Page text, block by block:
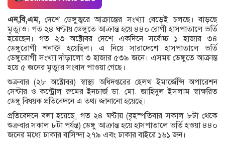
এন,বি,এম, দেশে ডেঙ্গুজ্বরে আক্রান্তের সংখ্যা বেড়েই চলছে। বাড়ছে
মৃত্যুও। গত ২৪ ঘণ্টায় ডেঙ্গুতে আক্রান্ত হয়ে ৪৪০ রোগী হাসপাতালে ভর্তি
হয়েছেন। গত ২৩ অক্টোবর দেশে একদিনে সর্বোচ্চ ১ হাজার ৩৪
ডেঙ্গুরোগী শনাক্ত হয়েছিল। এ নিয়ে সারাদেশে হাসপাতালে ভর্তি
ডেঙ্গুরোগী সংখ্যা দাঁড়ালো ৩ হাজার ৫৩৯ জনে। এসময় ডেঙ্গুতে আক্রান্ত
হয়ে ৫ জনের মৃত্যুর সংবাদ পাওয়া গেছে।
শুক্রবার (২৮ অক্টোবর) স্বাস্থ্য অধিদপ্তরের হেলথ ইমার্জেন্সি অপারেশন
সেন্টার ও কন্ট্রোল রুমের ইনচার্জ ডা. মো. জাহিদুল ইসলাম স্বাক্ষরিত
ডেঙ্গু বিষয়ক প্রতিবেদনে এ তথ্য জানানো হয়েছে।
প্রতিবেদনে বলা হয়েছে, গত ২৪ ঘণ্টায় (বৃহস্পতিবার সকাল ৮টা থেকে
শুক্রবার সকাল ৮টা পর্যন্ত) ডেঙ্গু আক্রান্ত হয়ে হাসপাতালে ভর্তি হওয়া ৪৪০
জনের মধ্যে ঢাকার বাসিন্দা ২৭৯ এবং ঢাকার বাইরে ১৬১ জন।